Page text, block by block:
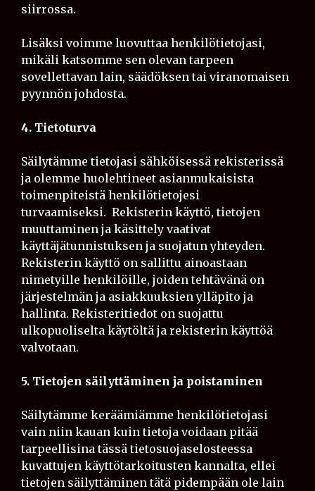
siirrossa.
Lisäksi voimme luovuttaa henkilötietojasi,
mikäli katsomme sen olevan tarpeen
sovellettavan lain, säädöksen tai viranomaisen
pyynnön johdosta.
4. Tietoturva
Säilytämme tietojasi sähköisessä rekisterissä
ja olemme huolehtineet asianmukaisista
toimenpiteistä henkilötietojesi
turvaamiseksi. Rekisterin käyttö, tietojen
muuttaminen ja käsittely vaativat
käyttäjätunnistuksen ja suojatun yhteyden.
Rekisterin käyttö on sallittu ainoastaan
nimetyille henkilöille, joiden tehtävänä on
järjestelmän ja asiakkuuksien ylläpito ja
hallinta. Rekisteritiedot on suojattu
ulkopuoliselta käytöltä ja rekisterin käyttöä
valvotaan.
5. Tietojen säilyttäminen ja poistaminen
Säilytämme keräämiämme henkilötietojasi
vain niin kauan kuin tietoja voidaan pitää
tarpeellisina tässä tietosuojaselosteessa
kuvattujen käyttötarkoitusten kannalta, ellei
tietojen säilyttäminen tätä pidempään ole lain